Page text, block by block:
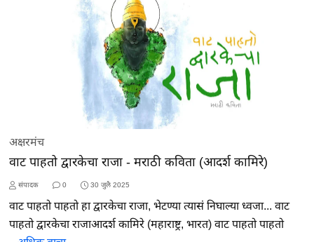
अक्षरमंच
वाट पाहतो द्वारकेचा राजा - मराठी कविता (आदर्श कामिरे)
संपादक 0 30 जुलै 2025
वाट पाहतो पाहतो हा द्वारकेचा राजा, भेटण्या त्यासं निघाल्या ध्वजा... वाट
पाहतो द्वारकेचा राजाआदर्श कामिरे (महाराष्ट्र, भारत) वाट पाहतो पाहतो